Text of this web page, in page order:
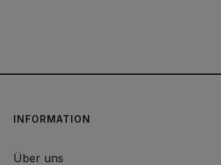
INFORMATION
Über uns